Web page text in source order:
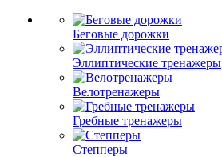
Беговые дорожки
Эллиптические тренажеры
Велотренажеры
Гребные тренажеры
Степперы